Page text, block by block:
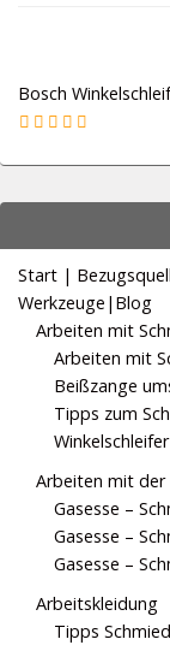
Bosch
Start |
Werkzeuge|Blog
Arbeiten mit
Arbeiten mit
Beißzange
Tipps zum
Arbeiten mit der
Gasesse –
Gasesse –
Gasesse –
Arbeitskleidung
Tipps